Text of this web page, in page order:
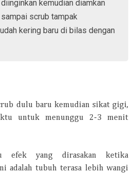
kemudian diamkan
scrub tampak
kering baru di bilas dengan
dulu baru kemudian sikat gigi,
untuk menunggu 2-3 menit
efek yang dirasakan ketika
adalah tubuh terasa lebih wangi